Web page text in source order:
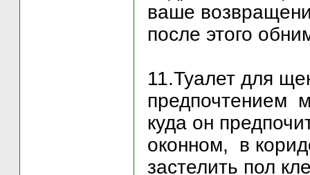
ваше
после этого
11.Туалет для
предпочтением
куда он
оконном, в
застелить пол